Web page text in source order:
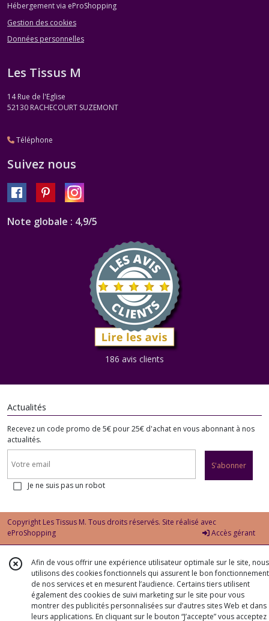
Hébergement via eProShopping
Gestion des cookies
Données personnelles
Les Tissus M
14 Rue de l'Eglise
52130 RACHECOURT SUZEMONT
Téléphone
Suivez nous
Note globale : 4,9/5
186 avis clients
Actualités
Recevez un code promo de 5€ pour 25€ d'achat en vous abonnant à nos
actualités.
S'abonner
Je ne suis pas un robot
Copyright Les Tissus M. Tous droits réservés. Site réalisé avec
eProShopping
Accès gérant
Afin de vous offrir une expérience utilisateur optimale sur le site, nous
utilisons des cookies fonctionnels qui assurent le bon fonctionnement
de nos services et en mesurent l’audience. Certains tiers utilisent
également des cookies de suivi marketing sur le site pour vous
montrer des publicités personnalisées sur d’autres sites Web et dans
leurs applications. En cliquant sur le bouton “J’accepte” vous acceptez